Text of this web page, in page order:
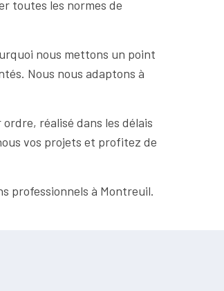
toutes les normes de
nous mettons un point
Nous nous adaptons à
ordre, réalisé dans les délais
vos projets et profitez de
professionnels à Montreuil.